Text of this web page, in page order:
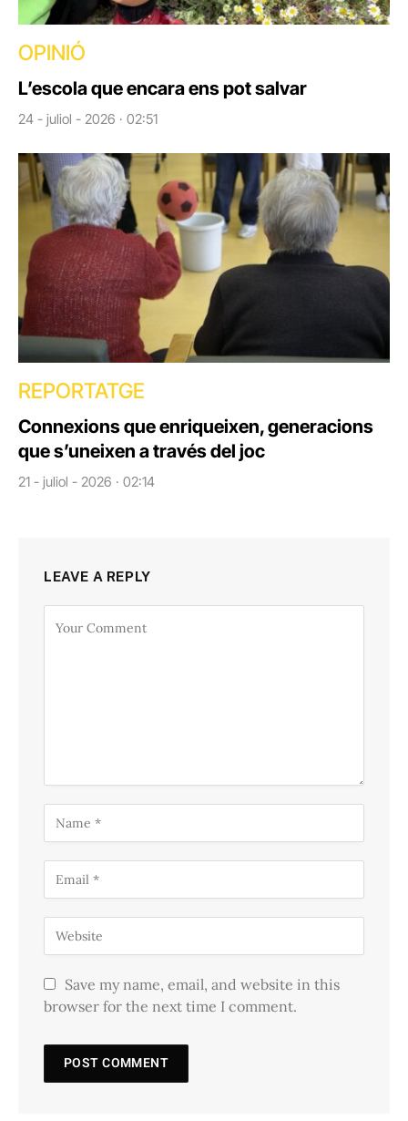
OPINIÓ
L’escola que encara ens pot salvar
24 - juliol - 2026 · 02:51
REPORTATGE
Connexions que enriqueixen, generacions
que s’uneixen a través del joc
21 - juliol - 2026 · 02:14
LEAVE A REPLY
Save my name, email, and website in this
browser for the next time I comment.